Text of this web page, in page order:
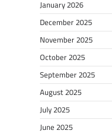
January 2026
December 2025
November 2025
October 2025
September 2025
August 2025
July 2025
June 2025